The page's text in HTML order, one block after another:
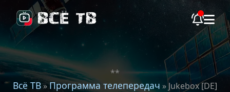
**
Всё ТВ»Программа телепередач » Jukebox [DE]